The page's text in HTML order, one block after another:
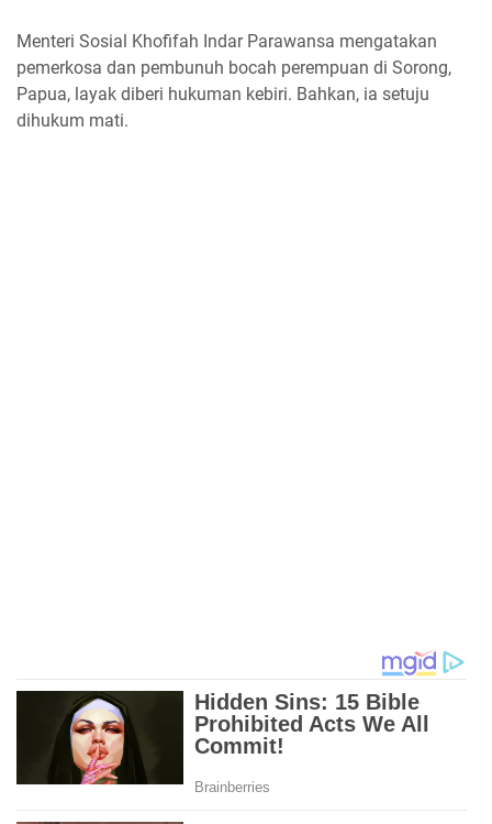
Menteri Sosial Khofifah Indar Parawansa mengatakan
pemerkosa dan pembunuh bocah perempuan di Sorong,
Papua, layak diberi hukuman kebiri. Bahkan, ia setuju
dihukum mati.